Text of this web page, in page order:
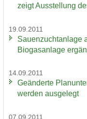
zeigt Aus­stel­lung
19.09.2011
Sauen­zucht­an­la­ge
Bio­gas­an­la­ge
14.09.2011
Ge­än­der­te
wer­den aus­ge­legt
07.09.2011